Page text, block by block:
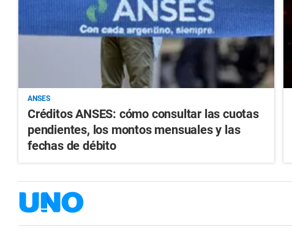
ANSES
Créditos ANSES: cómo consultar las cuotas
pendientes, los montos mensuales y las
fechas de débito